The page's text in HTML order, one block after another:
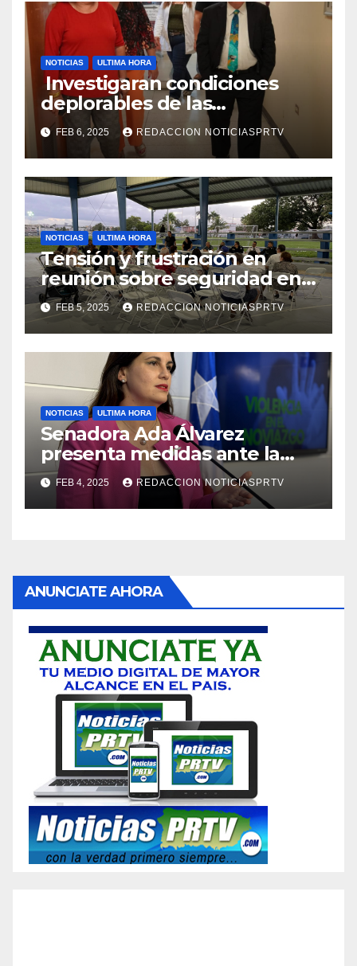
NOTICIAS ULTIMA HORA
Investigaran condiciones
deplorables de las
facilidades el Departamento
de la Salud en Mayagüez
FEB 6, 2025 REDACCION NOTICIASPRTV
NOTICIAS ULTIMA HORA
Tensión y frustración en
reunión sobre seguridad en
Reparto Metropolitano
FEB 5, 2025 REDACCION NOTICIASPRTV
NOTICIAS ULTIMA HORA
Senadora Ada Álvarez
presenta medidas ante la
violencia en el noviazgo
FEB 4, 2025 REDACCION NOTICIASPRTV
ANUNCIATE AHORA